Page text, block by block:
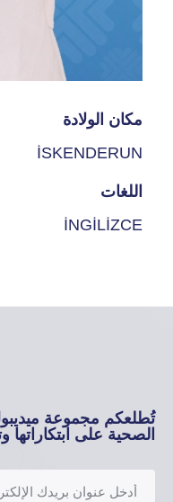
مكان الولادة
İSKENDERUN
اللغات
İNGİLİZCE
تُطلعكم مجموعة
الصحية على ابتكاراتها